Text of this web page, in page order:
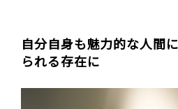
自分自身も魅力的な人間
られる存在に